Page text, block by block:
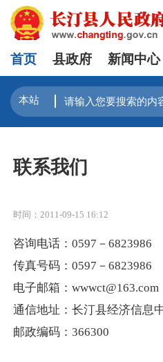
首页 县政府 新闻中心
联系我们
时间：2011-09-15 16:12
咨询电话：0597－6823986
传真号码：0597－6823986
电子邮箱： wwwct@163.com
通信地址：长汀县经济信息
邮政编码：366300